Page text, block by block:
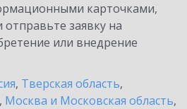
карточками,
заявку на
или внедрение
, Тверская область,
, Москва и Московская область,